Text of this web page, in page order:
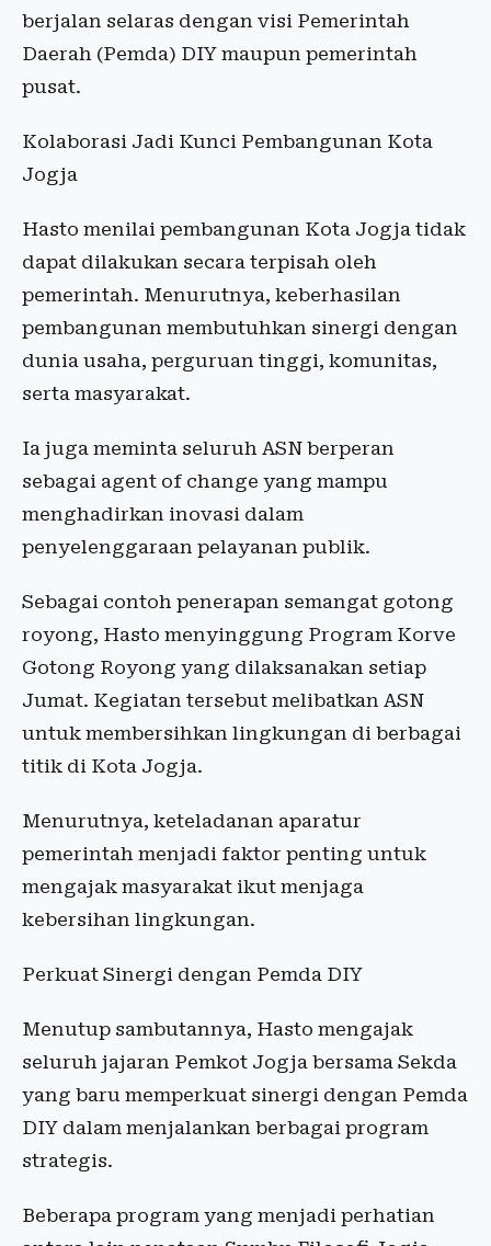
berjalan selaras dengan visi Pemerintah
Daerah (Pemda) DIY maupun pemerintah
pusat.
Kolaborasi Jadi Kunci Pembangunan Kota
Jogja
Hasto menilai pembangunan Kota Jogja tidak
dapat dilakukan secara terpisah oleh
pemerintah. Menurutnya, keberhasilan
pembangunan membutuhkan sinergi dengan
dunia usaha, perguruan tinggi, komunitas,
serta masyarakat.
Ia juga meminta seluruh ASN berperan
sebagai agent of change yang mampu
menghadirkan inovasi dalam
penyelenggaraan pelayanan publik.
Sebagai contoh penerapan semangat gotong
royong, Hasto menyinggung Program Korve
Gotong Royong yang dilaksanakan setiap
Jumat. Kegiatan tersebut melibatkan ASN
untuk membersihkan lingkungan di berbagai
titik di Kota Jogja.
Menurutnya, keteladanan aparatur
pemerintah menjadi faktor penting untuk
mengajak masyarakat ikut menjaga
kebersihan lingkungan.
Perkuat Sinergi dengan Pemda DIY
Menutup sambutannya, Hasto mengajak
seluruh jajaran Pemkot Jogja bersama Sekda
yang baru memperkuat sinergi dengan Pemda
DIY dalam menjalankan berbagai program
strategis.
Beberapa program yang menjadi perhatian